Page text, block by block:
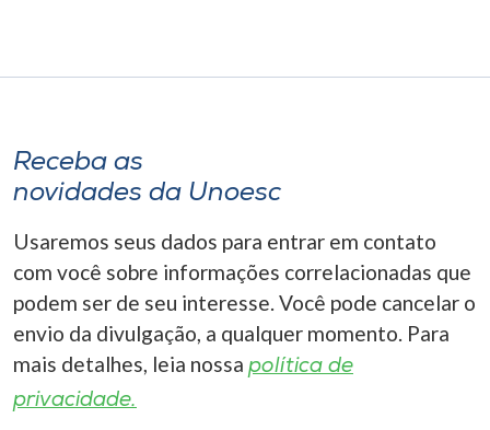
Receba as
novidades da Unoesc
Usaremos seus dados para entrar em contato
com você sobre informações correlacionadas que
podem ser de seu interesse. Você pode cancelar o
envio da divulgação, a qualquer momento. Para
mais detalhes, leia nossa política de
privacidade.